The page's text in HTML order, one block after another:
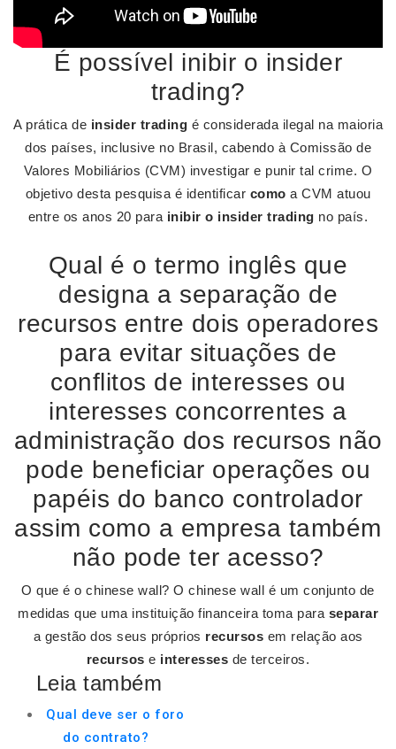
É possível inibir o insider
trading?
A prática de insider trading é considerada ilegal na maioria
dos países, inclusive no Brasil, cabendo à Comissão de
Valores Mobiliários (CVM) investigar e punir tal crime. O
objetivo desta pesquisa é identificar como a CVM atuou
entre os anos 20 para inibir o insider trading no país.
Qual é o termo inglês que
designa a separação de
recursos entre dois operadores
para evitar situações de
conflitos de interesses ou
interesses concorrentes a
administração dos recursos não
pode beneficiar operações ou
papéis do banco controlador
assim como a empresa também
não pode ter acesso?
O que é o chinese wall? O chinese wall é um conjunto de
medidas que uma instituição financeira toma para separar
a gestão dos seus próprios recursos em relação aos
recursos e interesses de terceiros.
Leia também
Qual deve ser o foro
do contrato?